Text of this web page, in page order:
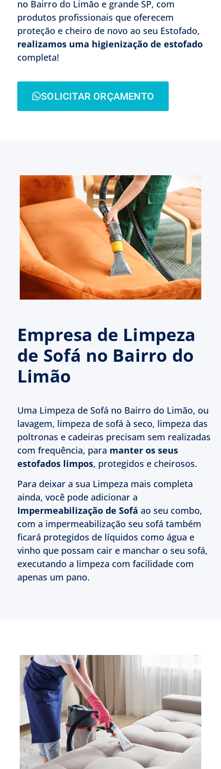
no Bairro do Limão e grande SP, com
produtos profissionais que oferecem
proteção e cheiro de novo ao seu Estofado,
realizamos uma higienização de estofado
completa!
SOLICITAR ORÇAMENTO
Empresa de Limpeza
de Sofá no Bairro do
Limão
Uma Limpeza de Sofá no Bairro do Limão, ou
lavagem, limpeza de sofá à seco, limpeza das
poltronas e cadeiras precisam sem realizadas
com frequência, para manter os seus
estofados limpos, protegidos e cheirosos.
Para deixar a sua Limpeza mais completa
ainda, você pode adicionar a
Impermeabilização de Sofá ao seu combo,
com a impermeabilização seu sofá também
ficará protegidos de líquidos como água e
vinho que possam cair e manchar o seu sofá,
executando a limpeza com facilidade com
apenas um pano.